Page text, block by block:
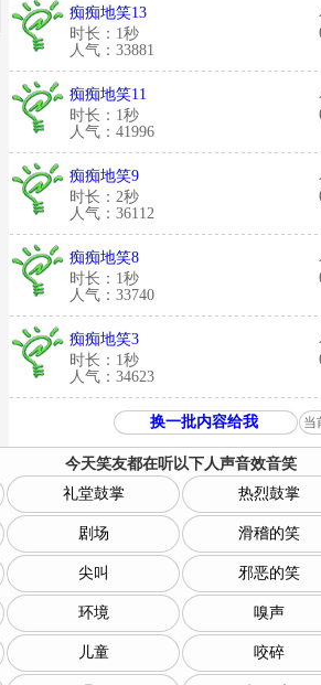
痴痴地笑13
时长：1秒
人气：33881
痴痴地笑11
时长：1秒
人气：41996
痴痴地笑9
时长：2秒
人气：36112
痴痴地笑8
时长：1秒
人气：33740
痴痴地笑3
时长：1秒
人气：34623
换一批内容给我 当
今天笑友都在听以下人声音效音笑
礼堂鼓掌 热烈鼓掌
剧场 滑稽的笑
尖叫 邪恶的笑
环境 嗅声
儿童 咬碎